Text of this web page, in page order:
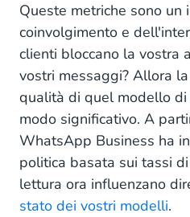
Queste metriche sono un
coinvolgimento e
clienti bloccano la vostra
vostri messaggi? Allora
qualità di quel modello
modo significativo. A
WhatsApp Business ha
politica basata sui tassi
lettura ora influenzano
stato dei vostri modelli.